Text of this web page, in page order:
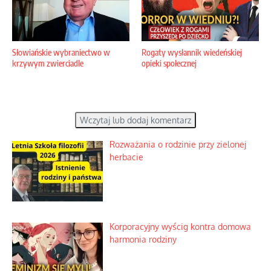
Słowiańskie wybraniectwo w
krzywym zwierciadle
Rogaty wysłannik wiedeńskiej
opieki społecznej
Wczytaj lub dodaj komentarz
Rozważania o rodzinie przy zielonej
herbacie
Korporacyjny wyścig kontra domowa
harmonia rodziny